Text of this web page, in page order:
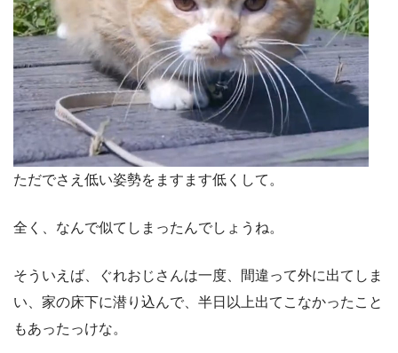
ただでさえ低い姿勢をますます低くして。
全く、なんで似てしまったんでしょうね。
そういえば、ぐれおじさんは一度、間違って外に出てしま
い、家の床下に潜り込んで、半日以上出てこなかったこと
もあったっけな。